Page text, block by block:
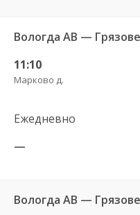
Вологда АВ —
11:10
Марково д.
Ежедневно
—
Вологда АВ —